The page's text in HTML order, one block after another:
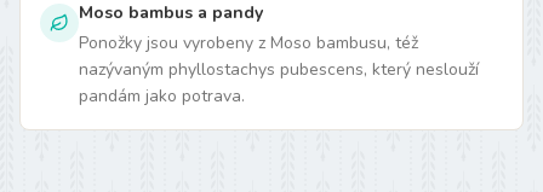
Moso bambus a pandy
Ponožky jsou vyrobeny z Moso bambusu, též
nazývaným phyllostachys pubescens, který neslouží
pandám jako potrava.